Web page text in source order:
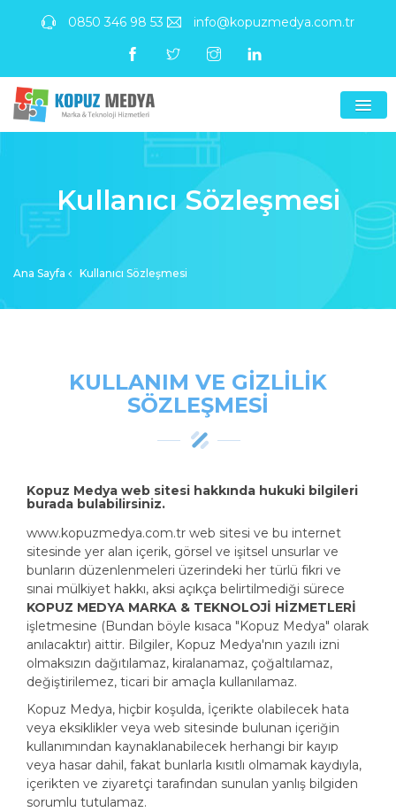
0850 346 98 53 info@kopuzmedya.com.tr
Kullanıcı Sözleşmesi
Ana Sayfa Kullanıcı Sözleşmesi
KULLANIM VE GİZLİLİK
SÖZLEŞMESİ
Kopuz Medya web sitesi hakkında hukuki bilgileri
burada bulabilirsiniz.
www.kopuzmedya.com.tr web sitesi ve bu internet
sitesinde yer alan içerik, görsel ve işitsel unsurlar ve
bunların düzenlenmeleri üzerindeki her türlü fikri ve
sınai mülkiyet hakkı, aksi açıkça belirtilmediği sürece
KOPUZ MEDYA MARKA & TEKNOLOJİ HİZMETLERİ
işletmesine (Bundan böyle kısaca "Kopuz Medya" olarak
anılacaktır) aittir. Bilgiler, Kopuz Medya'nın yazılı izni
olmaksızın dağıtılamaz, kiralanamaz, çoğaltılamaz,
değiştirilemez, ticari bir amaçla kullanılamaz.
Kopuz Medya, hiçbir koşulda, İçerikte olabilecek hata
veya eksiklikler veya web sitesinde bulunan içeriğin
kullanımından kaynaklanabilecek herhangi bir kayıp
veya hasar dahil, fakat bunlarla kısıtlı olmamak kaydıyla,
içerikten ve ziyaretçi tarafından sunulan yanlış bilgiden
sorumlu tutulamaz.